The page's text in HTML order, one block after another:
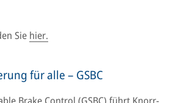
Sie hier.
für alle – GSBC